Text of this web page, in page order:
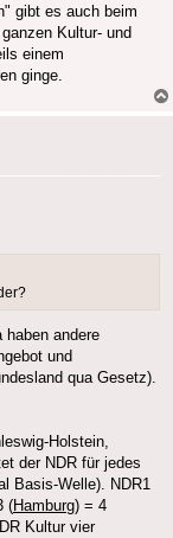
gibt es auch beim
Kultur- und
einem
ginge.
haben andere
und
qua Gesetz).
Holstein,
der NDR für jedes
Basis-Welle). NDR1
(Hamburg) = 4
Kultur vier